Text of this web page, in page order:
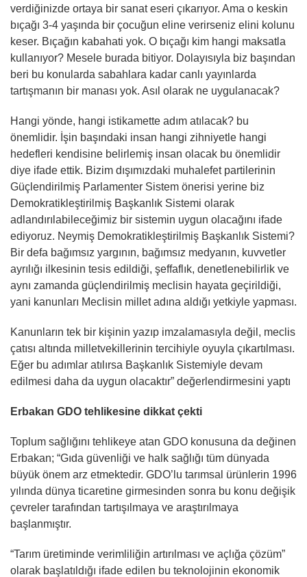
verdiğinizde ortaya bir sanat eseri çıkarıyor. Ama o keskin
bıçağı 3-4 yaşında bir çocuğun eline verirseniz elini kolunu
keser. Bıçağın kabahati yok. O bıçağı kim hangi maksatla
kullanıyor? Mesele burada bitiyor. Dolayısıyla biz başından
beri bu konularda sabahlara kadar canlı yayınlarda
tartışmanın bir manası yok. Asıl olarak ne uygulanacak?
Hangi yönde, hangi istikamette adım atılacak? bu
önemlidir. İşin başındaki insan hangi zihniyetle hangi
hedefleri kendisine belirlemiş insan olacak bu önemlidir
diye ifade ettik. Bizim dışımızdaki muhalefet partilerinin
Güçlendirilmiş Parlamenter Sistem önerisi yerine biz
Demokratikleştirilmiş Başkanlık Sistemi olarak
adlandırılabileceğimiz bir sistemin uygun olacağını ifade
ediyoruz. Neymiş Demokratikleştirilmiş Başkanlık Sistemi?
Bir defa bağımsız yargının, bağımsız medyanın, kuvvetler
ayrılığı ilkesinin tesis edildiği, şeffaflık, denetlenebilirlik ve
aynı zamanda güçlendirilmiş meclisin hayata geçirildiği,
yani kanunları Meclisin millet adına aldığı yetkiyle yapması.
Kanunların tek bir kişinin yazıp imzalamasıyla değil, meclis
çatısı altında milletvekillerinin tercihiyle oyuyla çıkartılması.
Eğer bu adımlar atılırsa Başkanlık Sistemiyle devam
edilmesi daha da uygun olacaktır” değerlendirmesini yaptı
Erbakan GDO tehlikesine dikkat çekti
Toplum sağlığını tehlikeye atan GDO konusuna da değinen
Erbakan; “Gıda güvenliği ve halk sağlığı tüm dünyada
büyük önem arz etmektedir. GDO’lu tarımsal ürünlerin 1996
yılında dünya ticaretine girmesinden sonra bu konu değişik
çevreler tarafından tartışılmaya ve araştırılmaya
başlanmıştır.
“Tarım üretiminde verimliliğin artırılması ve açlığa çözüm”
olarak başlatıldığı ifade edilen bu teknolojinin ekonomik